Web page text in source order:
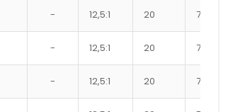
- 12,5:1 20 7600XX
- 12,5:1 20 7625XX
- 12,5:1 20 7650XX